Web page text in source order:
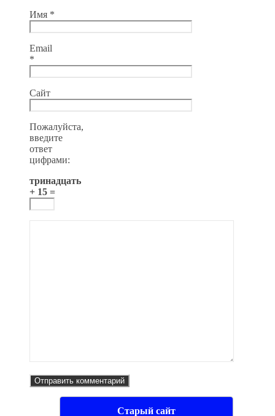
Имя *
Email
*
Сайт
Пожалуйста,
введите
ответ
цифрами:
тринадцать
+ 15 =
Старый сайт